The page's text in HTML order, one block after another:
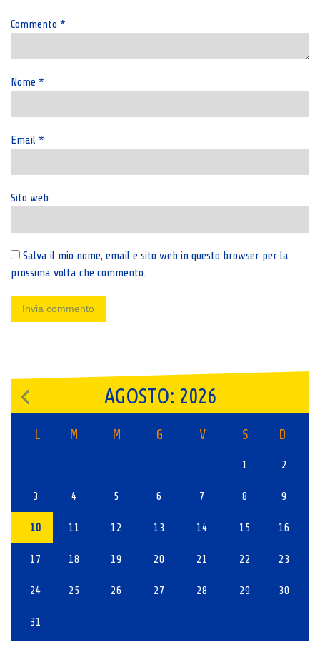
Commento *
Nome *
Email *
Sito web
Salva il mio nome, email e sito web in questo browser per la
prossima volta che commento.
AGOSTO: 2026
L M M G V S D
1 2
3 4 5 6 7 8 9
10 11 12 13 14 15 16
17 18 19 20 21 22 23
24 25 26 27 28 29 30
31